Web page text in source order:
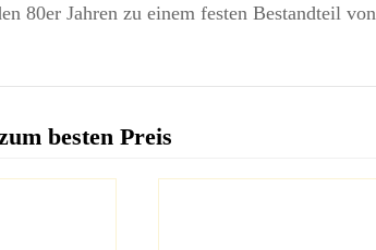
80er Jahren zu einem festen Bestandteil von
besten Preis